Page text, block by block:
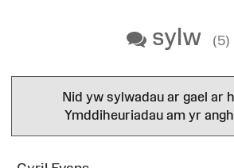
sylw (5)
Nid yw sylwadau ar gael ar
Ymddiheuriadau am yr